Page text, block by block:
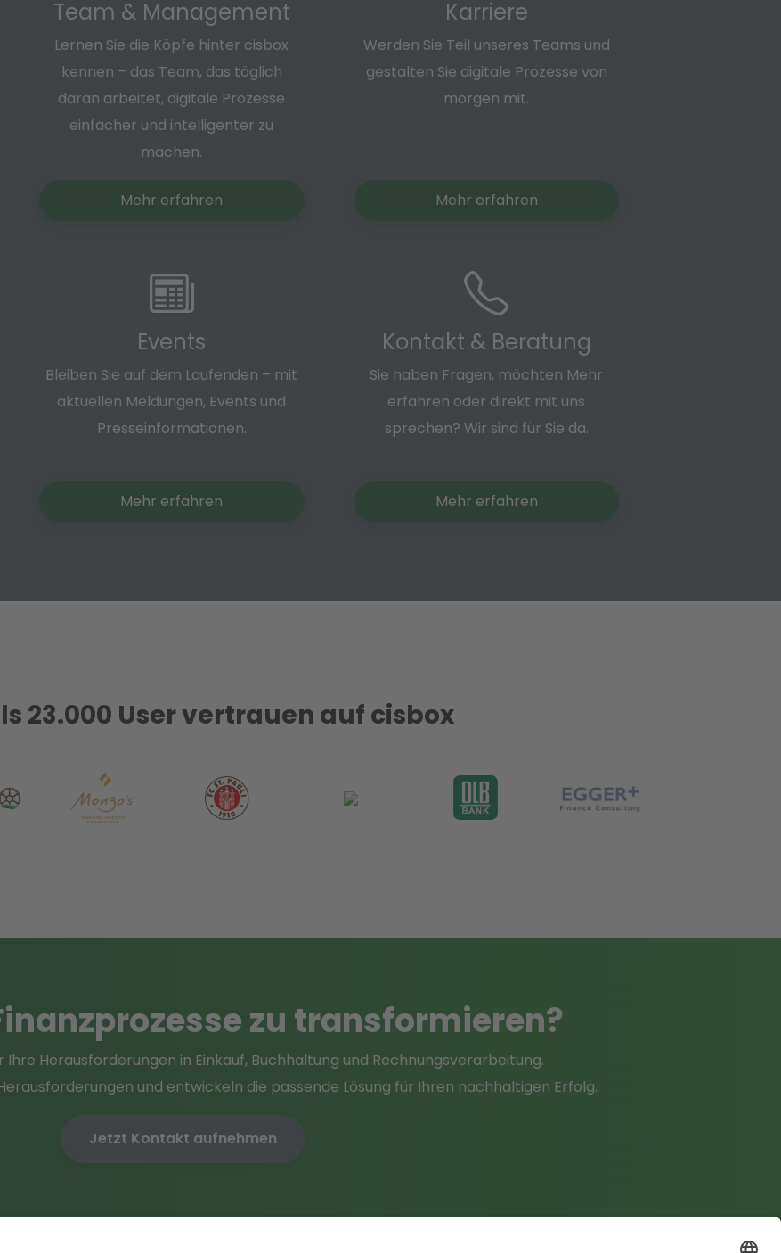
Team & Management
Lernen Sie die Köpfe hinter cisbox
kennen – das Team, das täglich
daran arbeitet, digitale Prozesse
einfacher und intelligenter zu
machen.
Mehr erfahren
Karriere
Werden Sie Teil unseres Teams und
gestalten Sie digitale Prozesse von
morgen mit.
Mehr erfahren
Events
Bleiben Sie auf dem Laufenden – mit
aktuellen Meldungen, Events und
Presseinformationen.
Mehr erfahren
Kontakt & Beratung
Sie haben Fragen, möchten Mehr
erfahren oder direkt mit uns
sprechen? Wir sind für Sie da.
Mehr erfahren
23.000 User vertrauen auf cisbox
zu transformieren?
Ihre Herausforderungen in Einkauf, Buchhaltung und Rechnungsverarbeitung.
und entwickeln die passende Lösung für Ihren nachhaltigen Erfolg.
Jetzt Kontakt aufnehmen